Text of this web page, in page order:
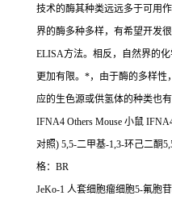
技术的酶其种类远远多于可用作
界的酶多种多样，有希望开发
ELISA方法。相反，自然界的
更加有限。 *，由于酶的多样性
应的生色源或供氢体的种类也
IFNA4 Others Mouse 小鼠
对照) 5,5-二甲基-1,3-环己二酮
格： BR
JeKo-1 人套细胞瘤细胞5-氟胞苷